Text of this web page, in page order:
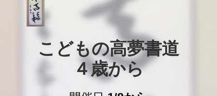
こどもの高夢書道
４歳から